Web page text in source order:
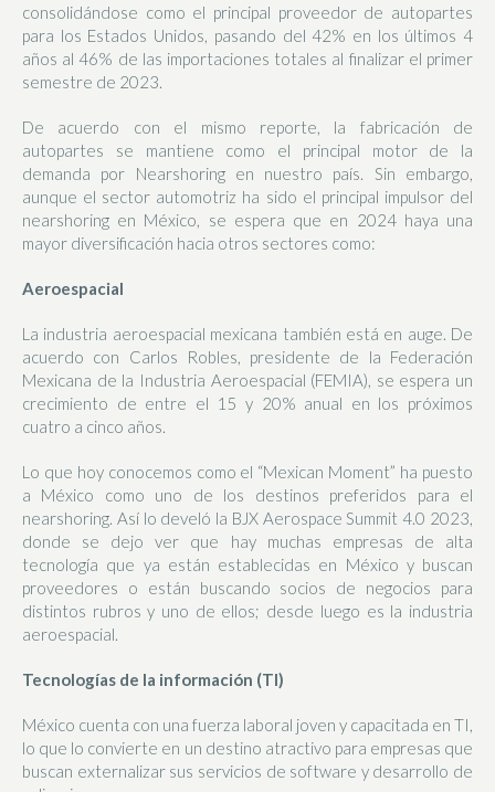
consolidándose como el principal proveedor de autopartes
para los Estados Unidos, pasando del 42% en los últimos 4
años al 46% de las importaciones totales al finalizar el primer
semestre de 2023.
De acuerdo con el mismo reporte, la fabricación de
autopartes se mantiene como el principal motor de la
demanda por Nearshoring en nuestro país. Sin embargo,
aunque el sector automotriz ha sido el principal impulsor del
nearshoring en México, se espera que en 2024 haya una
mayor diversificación hacia otros sectores como:
Aeroespacial
La industria aeroespacial mexicana también está en auge. De
acuerdo con Carlos Robles, presidente de la Federación
Mexicana de la Industria Aeroespacial (FEMIA), se espera un
crecimiento de entre el 15 y 20% anual en los próximos
cuatro a cinco años.
Lo que hoy conocemos como el “Mexican Moment” ha puesto
a México como uno de los destinos preferidos para el
nearshoring. Así lo develó la BJX Aerospace Summit 4.0 2023,
donde se dejo ver que hay muchas empresas de alta
tecnología que ya están establecidas en México y buscan
proveedores o están buscando socios de negocios para
distintos rubros y uno de ellos; desde luego es la industria
aeroespacial.
Tecnologías de la información (TI)
México cuenta con una fuerza laboral joven y capacitada en TI,
lo que lo convierte en un destino atractivo para empresas que
buscan externalizar sus servicios de software y desarrollo de